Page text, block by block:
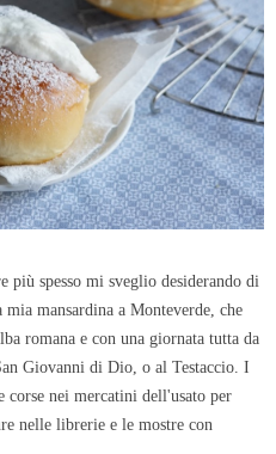
più spesso mi sveglio desiderando di
mansardina a Monteverde, che
romana e con una giornata tutta da
Giovanni di Dio, o al Testaccio. I
corse nei mercatini dell'usato per
nelle librerie e le mostre con